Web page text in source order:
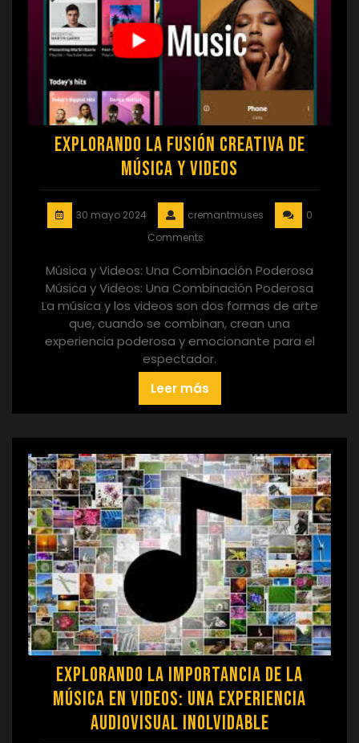
Explorando la Fusión Creativa de
Música y Videos
30 mayo 2024 cremantmuses
0
Comments
Música y Videos: Una Combinación Poderosa
Música y Videos: Una Combinación Poderosa
La música y los videos son dos formas de arte
que, cuando se combinan, crean una
experiencia poderosa y emocionante para el
espectador.
Leer más
Explorando la Importancia de la
Música en Videos: Una Experiencia
Audiovisual Inolvidable